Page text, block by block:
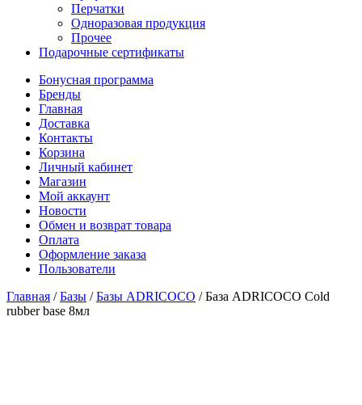
Перчатки
Одноразовая продукция
Прочее
Подарочные сертификаты
Бонусная программа
Бренды
Главная
Доставка
Контакты
Корзина
Личный кабинет
Магазин
Мой аккаунт
Новости
Обмен и возврат товара
Оплата
Оформление заказа
Пользователи
Главная /Базы /Базы ADRICOCO /База ADRICOCO Cold
rubber base 8мл